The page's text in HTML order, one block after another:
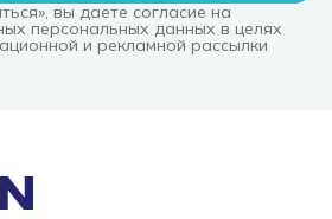
вы даете согласие на
персональных данных в целях
и рекламной рассылки